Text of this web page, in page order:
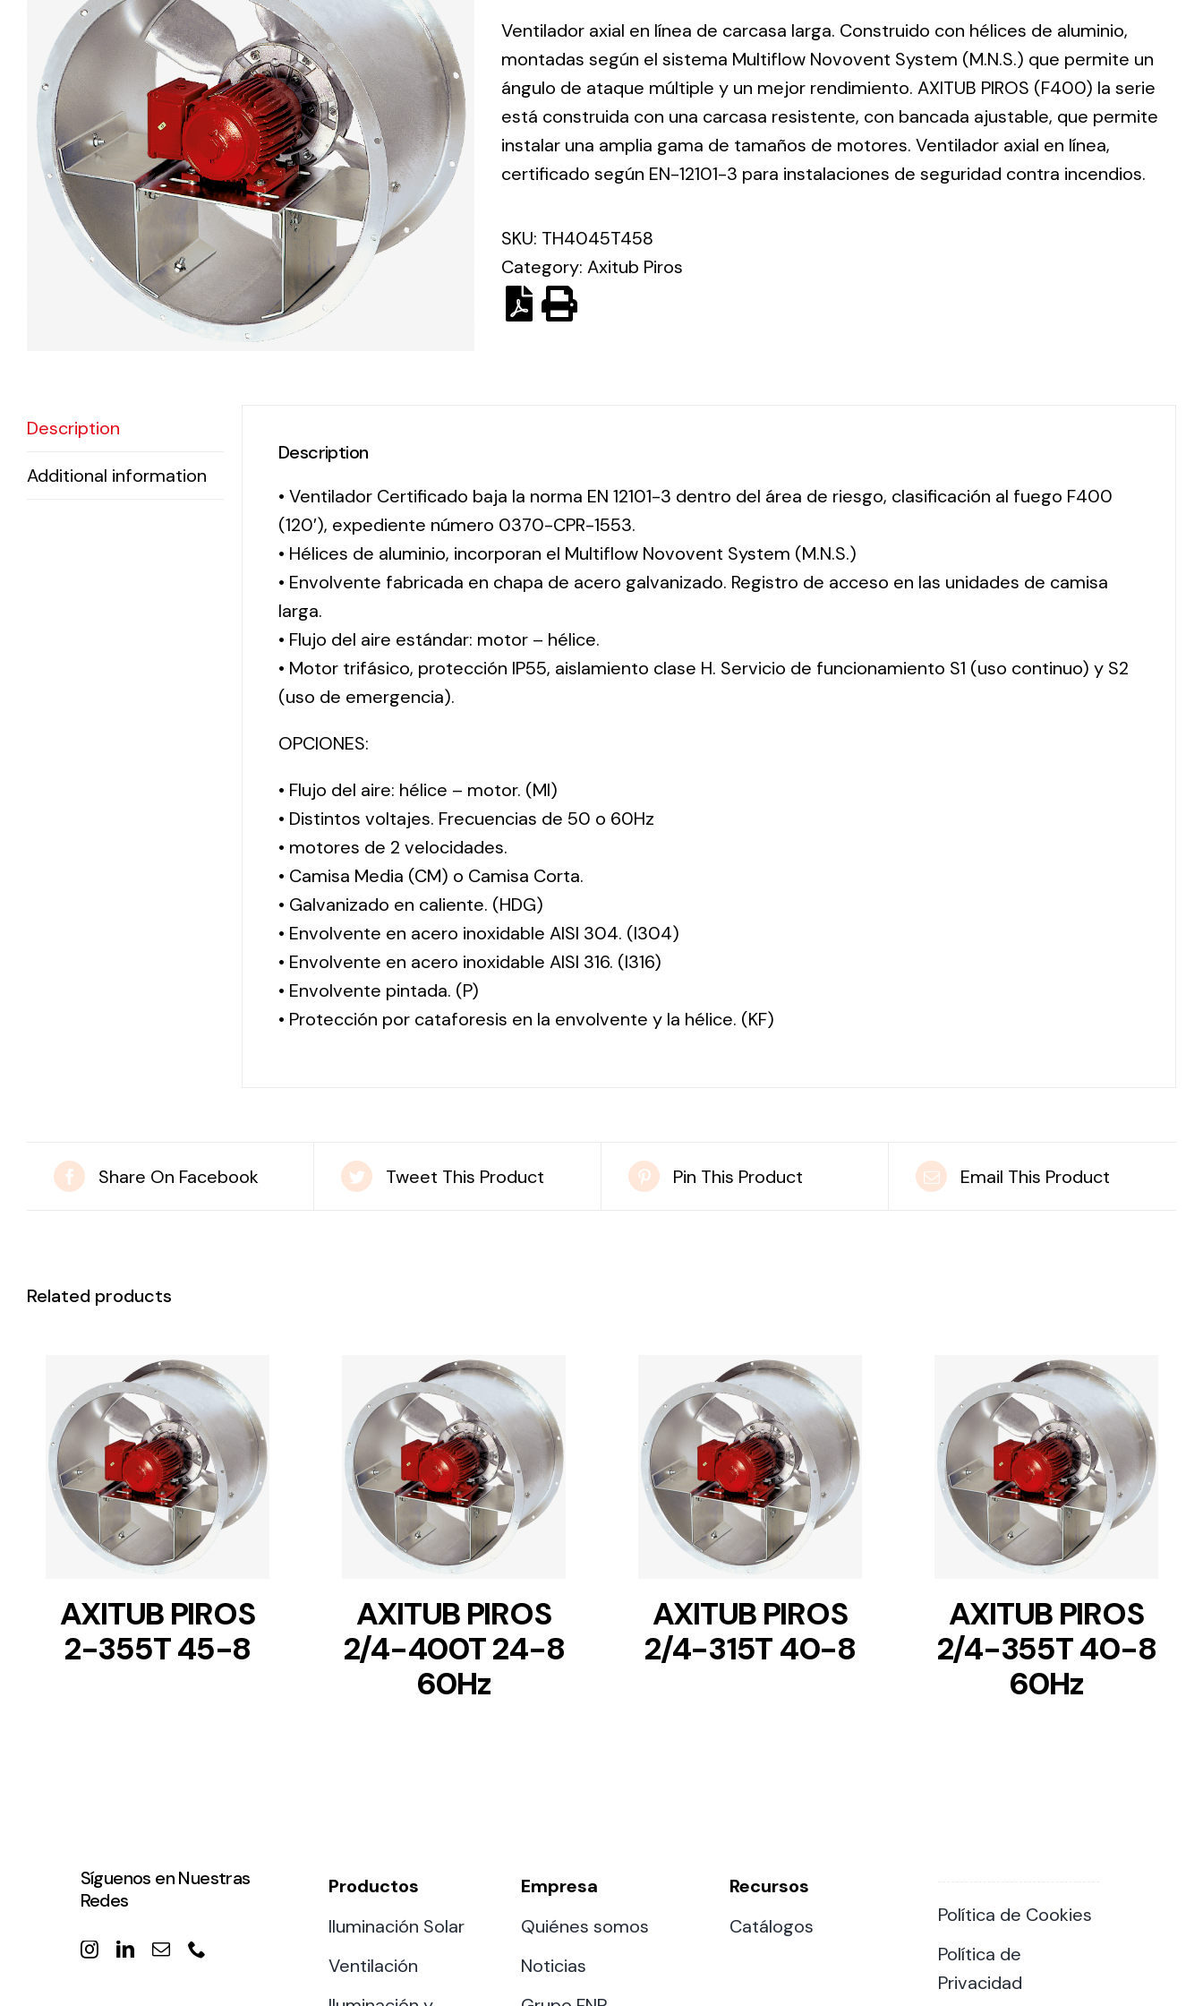
eléctrico.
Lighting and
Electrical
Equipment
Complete
solutions in
lighting and
Ventilation
The
incorporation of
Novovent into
offer of
ventilation
products for
different uses
Solar lighting
solutions for all
Ventilador axial en línea de carcasa larga. Construido con hélices de aluminio,
montadas según el sistema Multiflow Novovent System (M.N.S.) que permite un
ángulo de ataque múltiple y un mejor rendimiento. AXITUB PIROS (F400) la serie
está construida con una carcasa resistente, con bancada ajustable, que permite
instalar una amplia gama de tamaños de motores. Ventilador axial en línea,
certificado según EN-12101-3 para instalaciones de seguridad contra incendios.
SKU: TH4045T458
Category: Axitub Piros
Description
Additional information
Description
• Ventilador Certificado baja la norma EN 12101-3 dentro del área de riesgo, clasificación al fuego F400
(120′), expediente número 0370-CPR-1553.
• Hélices de aluminio, incorporan el Multiflow Novovent System (M.N.S.)
• Envolvente fabricada en chapa de acero galvanizado. Registro de acceso en las unidades de camisa
larga.
• Flujo del aire estándar: motor – hélice.
• Motor trifásico, protección IP55, aislamiento clase H. Servicio de funcionamiento S1 (uso continuo) y S2
(uso de emergencia).
OPCIONES:
• Flujo del aire: hélice – motor. (MI)
• Distintos voltajes. Frecuencias de 50 o 60Hz
• motores de 2 velocidades.
• Camisa Media (CM) o Camisa Corta.
• Galvanizado en caliente. (HDG)
• Envolvente en acero inoxidable AISI 304. (I304)
• Envolvente en acero inoxidable AISI 316. (I316)
• Envolvente pintada. (P)
• Protección por cataforesis en la envolvente y la hélice. (KF)
Share On Facebook Tweet This Product Pin This Product Email This Product
Related products
DETAILS
AXITUB PIROS
2-355T 45-8
DETAILS
AXITUB PIROS
2/4-400T 24-8
60Hz
DETAILS
AXITUB PIROS
2/4-315T 40-8
DETAILS
AXITUB PIROS
2/4-355T 40-8
60Hz
Síguenos en Nuestras
Redes
Productos
Iluminación Solar
Ventilación
Empresa
Quiénes somos
Noticias
Recursos
Catálogos
Política de Cookies
Política de
Privacidad